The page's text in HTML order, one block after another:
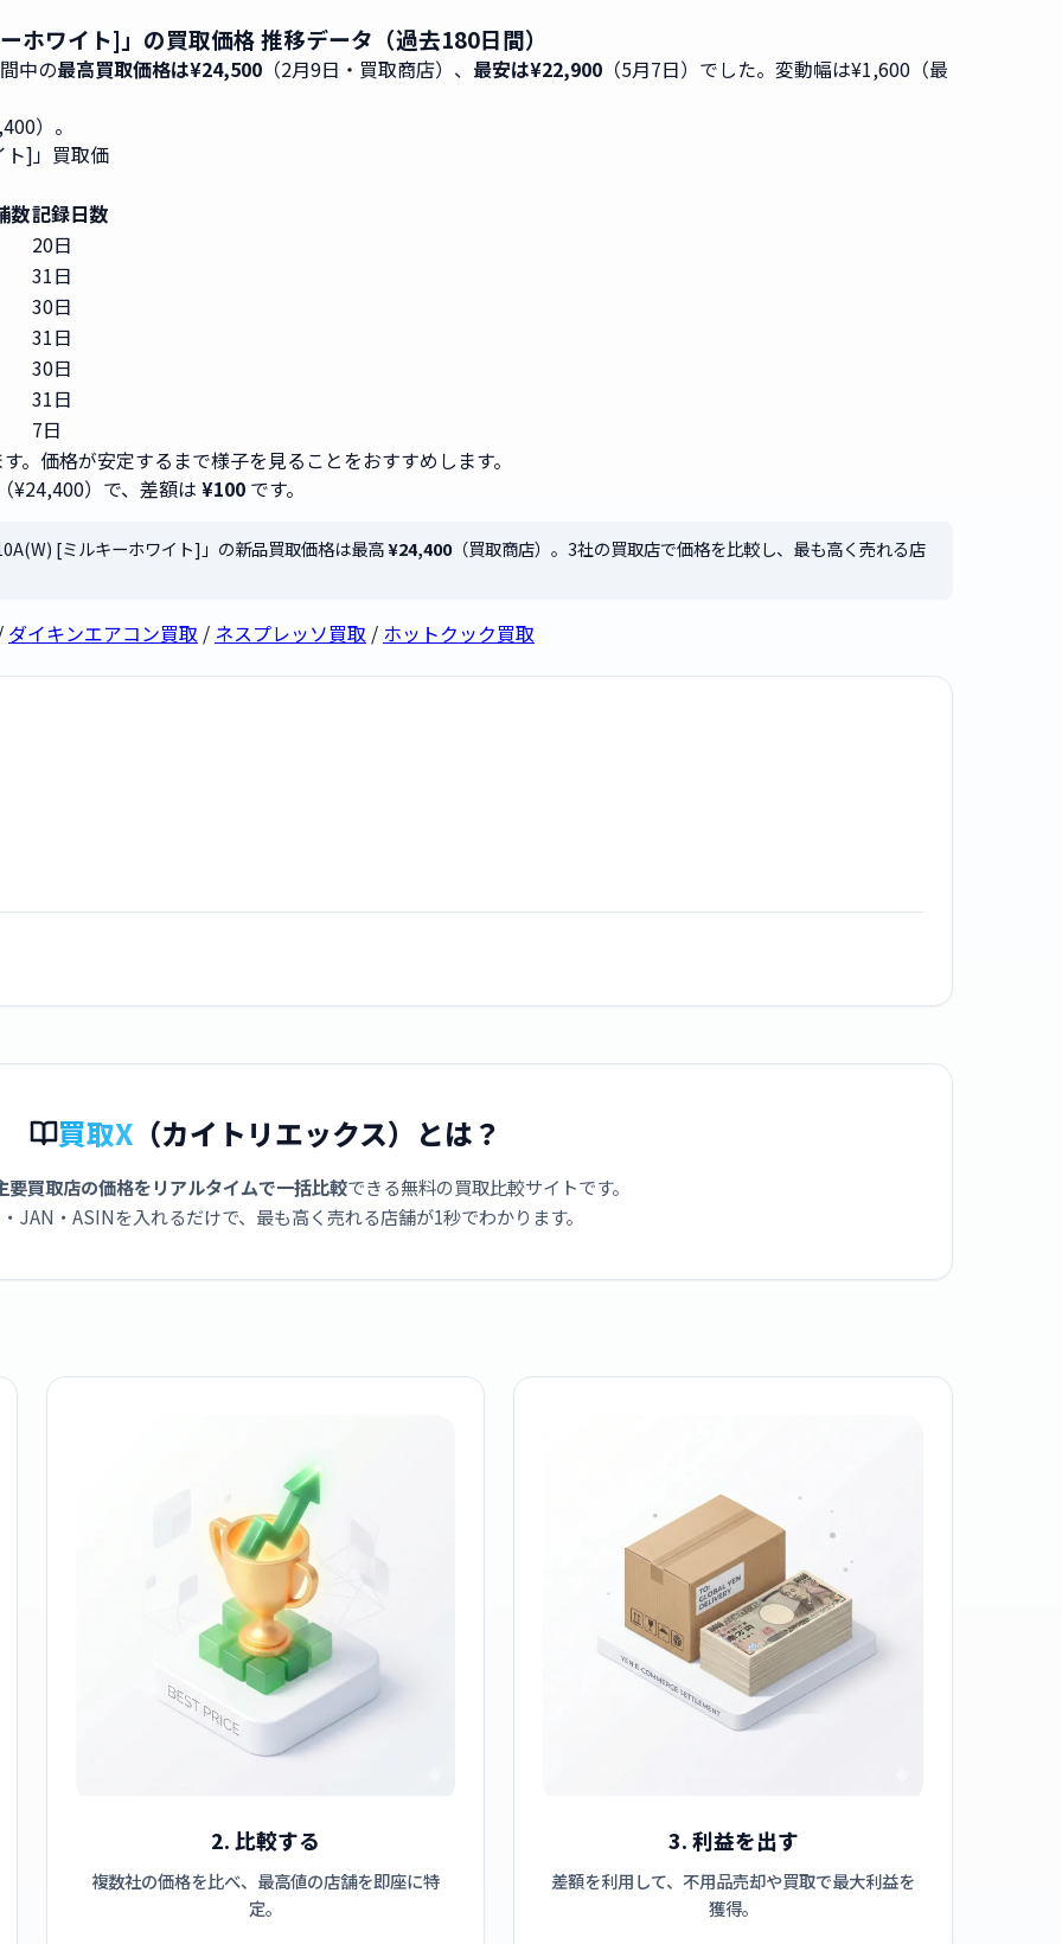
ホワイト]」の買取価格 推移データ（過去180日間）
中の最高買取価格は¥24,500 （2月9日・買取商店）、 最安は¥22,900 （5月7日）でした。変動幅は¥1,600（最
）。
ト]」買取価
数記録日数
20日
31日
30日
31日
30日
31日
7日
。価格が安定するまで様子を見ることをおすすめします。
¥24,400）で、差額は ¥100 です。
[ミルキーホワイト]」の新品買取価格は最高¥24,400（買取商店）。3社の買取店で価格を比較し、最も高く売れる店
ダイキンエアコン買取 / ネスプレッソ買取 / ホットクック買取
買取X （カイトリエックス）とは？
要買取店の価格をリアルタイムで一括比較できる無料の買取比較サイトです。
JAN・ASINを入れるだけで、最も高く売れる店舗が1秒でわかります。
2. 比較する
複数社の価格を比べ、最高値の店舗を即座に特
定。
3. 利益を出す
差額を利用して、不用品売却や買取で最大利益を
獲得。